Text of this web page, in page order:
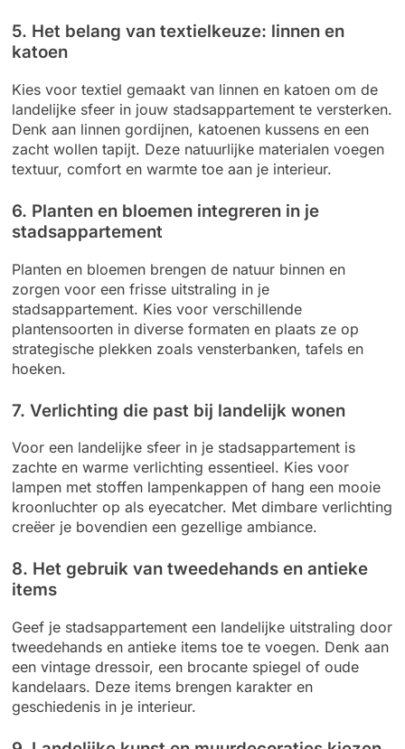
5. Het belang van textielkeuze: linnen en
katoen
Kies voor textiel gemaakt van linnen en katoen om de
landelijke sfeer in jouw stadsappartement te versterken.
Denk aan linnen gordijnen, katoenen kussens en een
zacht wollen tapijt. Deze natuurlijke materialen voegen
textuur, comfort en warmte toe aan je interieur.
6. Planten en bloemen integreren in je
stadsappartement
Planten en bloemen brengen de natuur binnen en
zorgen voor een frisse uitstraling in je
stadsappartement. Kies voor verschillende
plantensoorten in diverse formaten en plaats ze op
strategische plekken zoals vensterbanken, tafels en
hoeken.
7. Verlichting die past bij landelijk wonen
Voor een landelijke sfeer in je stadsappartement is
zachte en warme verlichting essentieel. Kies voor
lampen met stoffen lampenkappen of hang een mooie
kroonluchter op als eyecatcher. Met dimbare verlichting
creëer je bovendien een gezellige ambiance.
8. Het gebruik van tweedehands en antieke
items
Geef je stadsappartement een landelijke uitstraling door
tweedehands en antieke items toe te voegen. Denk aan
een vintage dressoir, een brocante spiegel of oude
kandelaars. Deze items brengen karakter en
geschiedenis in je interieur.